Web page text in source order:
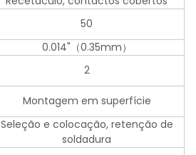
50
0.014"（0.35mm）
2
Montagem em superfície
Seleção e colocação, retenção de
soldadura